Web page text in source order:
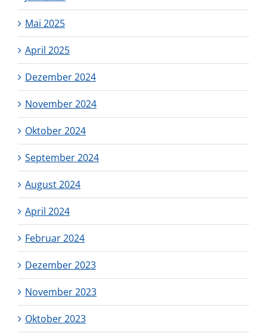
Mai 2025
April 2025
Dezember 2024
November 2024
Oktober 2024
September 2024
August 2024
April 2024
Februar 2024
Dezember 2023
November 2023
Oktober 2023